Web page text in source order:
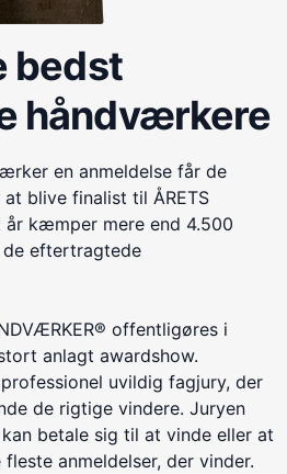
bedst
håndværkere
en anmeldelse får de
blive finalist til ÅRETS
år kæmper mere end 4.500
eftertragtede
offentligøres i
anlagt awardshow.
uvildig fagjury, der
de rigtige vindere. Juryen
betale sig til at vinde eller at
anmeldelser, der vinder.